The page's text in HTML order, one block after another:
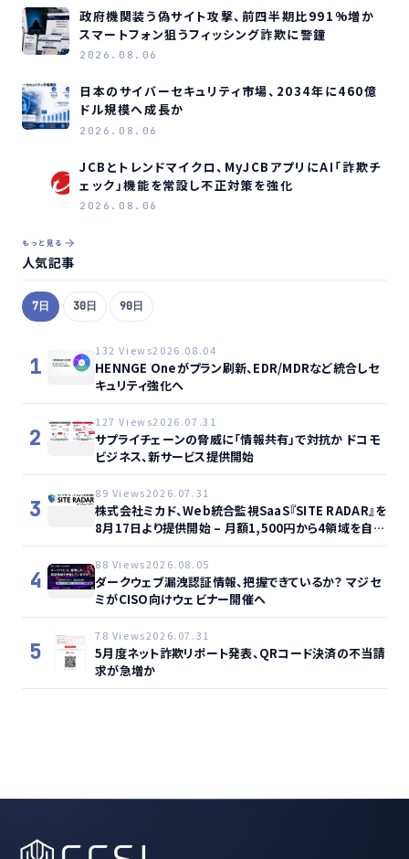
政府機関装う偽サイト攻撃、前四半期比991%増か
スマートフォン狙うフィッシング詐欺に警鐘
2026.08.06
日本のサイバーセキュリティ市場、2034年に460億
ドル規模へ成長か
2026.08.06
JCBとトレンドマイクロ、MyJCBアプリにAI「詐欺チ
ェック」機能を常設し不正対策を強化
2026.08.06
もっと見る
人気記事
7日 30日 90日
1
132 Views2026.08.04
HENNGE Oneがプラン刷新、EDR/MDRなど統合しセ
キュリティ強化へ
2
127 Views2026.07.31
サプライチェーンの脅威に「情報共有」で対抗か ドコモ
ビジネス、新サービス提供開始
3
89 Views2026.07.31
株式会社ミカド、Web統合監視SaaS『SITE RADAR』を
8月17日より提供開始 – 月額1,500円から4領域を自動
監視、動的サイト…
4
88 Views2026.08.05
ダークウェブ漏洩認証情報、把握できているか？ マジセ
ミがCISO向けウェビナー開催へ
5
78 Views2026.07.31
5月度ネット詐欺リポート発表、QRコード決済の不当請
求が急増か